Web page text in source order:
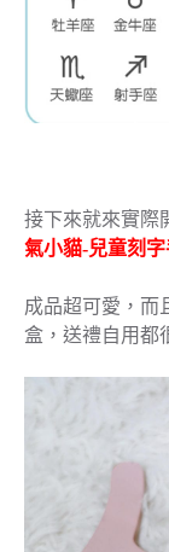
接下來就來實際
氣小貓-兒童刻
成品超可愛，而
盒，送禮自用都